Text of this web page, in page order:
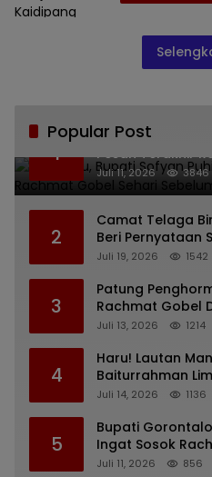
Popular Post
1
Bikin Haru,
Pesan Terakhir
Sebelum Wafat
Juli 11, 2026 3846
2
Camat Telaga
Beri Pernyataan
Barat yang
Juli 19, 2026 1542
3
Patung
Rachmat Gobel
yang Diusulkan
Juli 13, 2026 1214
4
Haru! Lautan
Baiturrahman
Almarhum
Juli 14, 2026 1136
5
Bupati
Ingat Sosok
Juli 11, 2026 856